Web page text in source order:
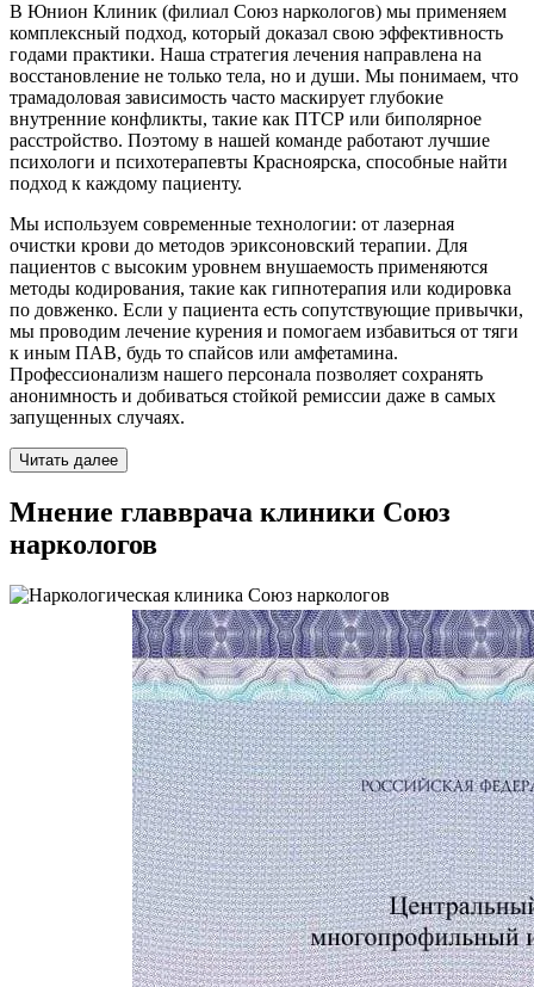
В Юнион Клиник (филиал Союз наркологов) мы применяем
комплексный подход, который доказал свою эффективность
годами практики. Наша стратегия лечения направлена на
восстановление не только тела, но и души. Мы понимаем, что
трамадоловая зависимость часто маскирует глубокие
внутренние конфликты, такие как ПТСР или биполярное
расстройство. Поэтому в нашей команде работают лучшие
психологи и психотерапевты Красноярска, способные найти
подход к каждому пациенту.
Мы используем современные технологии: от лазерная
очистки крови до методов эриксоновский терапии. Для
пациентов с высоким уровнем внушаемость применяются
методы кодирования, такие как гипнотерапия или кодировка
по довженко. Если у пациента есть сопутствующие привычки,
мы проводим лечение курения и помогаем избавиться от тяги
к иным ПАВ, будь то спайсов или амфетамина.
Профессионализм нашего персонала позволяет сохранять
анонимность и добиваться стойкой ремиссии даже в самых
запущенных случаях.
Читать далее
Мнение главврача клиники Союз
наркологов